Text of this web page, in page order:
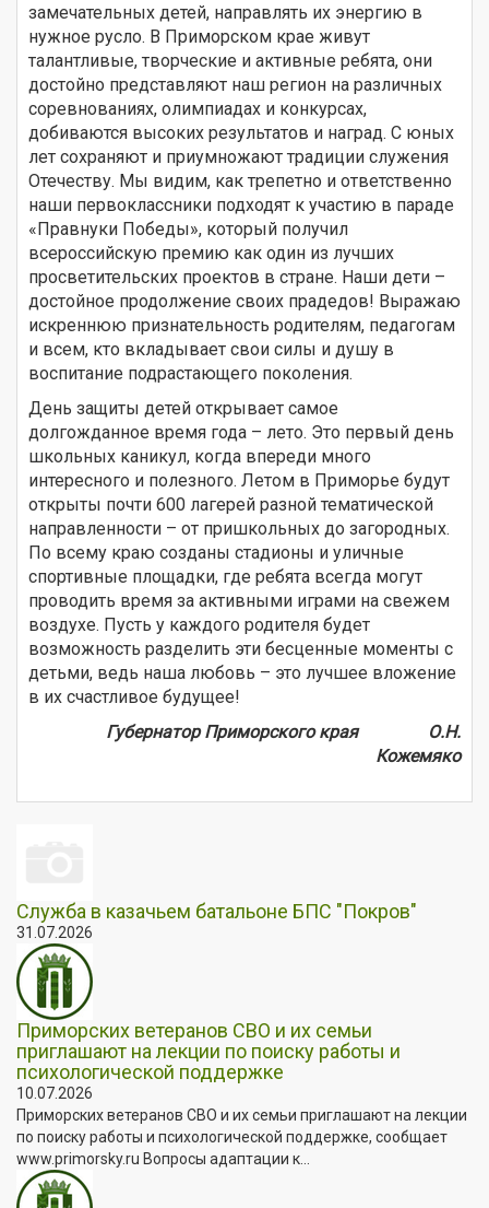
замечательных детей, направлять их энергию в
нужное русло. В Приморском крае живут
талантливые, творческие и активные ребята, они
достойно представляют наш регион на различных
соревнованиях, олимпиадах и конкурсах,
добиваются высоких результатов и наград. С юных
лет сохраняют и приумножают традиции служения
Отечеству. Мы видим, как трепетно и ответственно
наши первоклассники подходят к участию в параде
«Правнуки Победы», который получил
всероссийскую премию как один из лучших
просветительских проектов в стране. Наши дети –
достойное продолжение своих прадедов! Выражаю
искреннюю признательность родителям, педагогам
и всем, кто вкладывает свои силы и душу в
воспитание подрастающего поколения.
День защиты детей открывает самое
долгожданное время года – лето. Это первый день
школьных каникул, когда впереди много
интересного и полезного. Летом в Приморье будут
открыты почти 600 лагерей разной тематической
направленности – от пришкольных до загородных.
По всему краю созданы стадионы и уличные
спортивные площадки, где ребята всегда могут
проводить время за активными играми на свежем
воздухе. Пусть у каждого родителя будет
возможность разделить эти бесценные моменты с
детьми, ведь наша любовь – это лучшее вложение
в их счастливое будущее!
Губернатор Приморского края О.Н.
Кожемяко
Служба в казачьем батальоне БПС "Покров"
31.07.2026
Приморских ветеранов СВО и их семьи
приглашают на лекции по поиску работы и
психологической поддержке
10.07.2026
Приморских ветеранов СВО и их семьи приглашают на лекции
по поиску работы и психологической поддержке, сообщает
www.primorsky.ru Вопросы адаптации к...